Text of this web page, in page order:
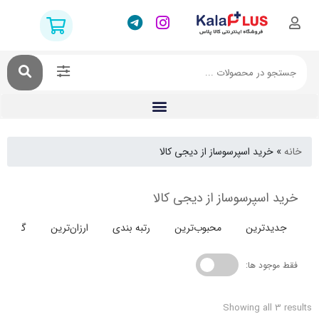
خرید اسپرسوساز از دیجی کالا
اسپرسوساز از دیجی کالا
محبوب‌ترین رتبه بندی ارزان‌ترین گران‌ترین
ها:
Showing all